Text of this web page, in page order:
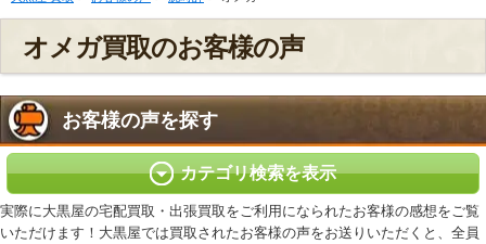
オメガ買取のお客様の声
お客様の声を探す
カテゴリ検索を表示
実際に大黒屋の宅配買取・出張買取をご利用になられたお客様の感想をご覧
いただけます！大黒屋では買取されたお客様の声をお送りいただくと、全員